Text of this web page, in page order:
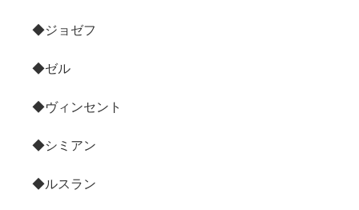
◆ジョゼフ
◆ゼル
◆ヴィンセント
◆シミアン
◆ルスラン